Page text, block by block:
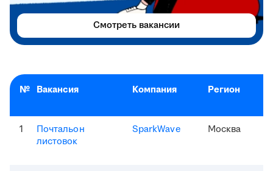
№ Вакансия Компания Регион
1
Почтальон
листовок
SparkWave Москва
Смотреть вакансии